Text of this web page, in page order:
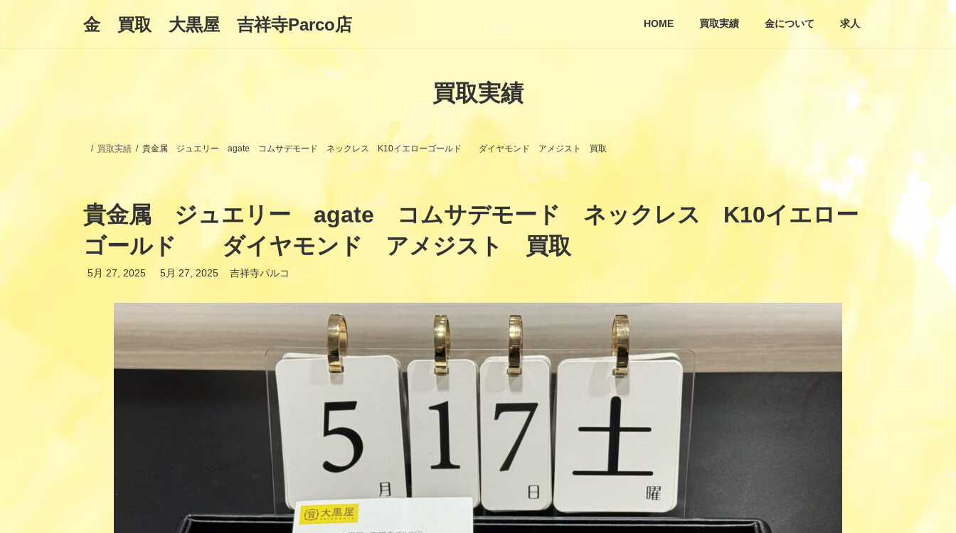
金 買取 大黒屋 吉祥寺Parco店 HOME 買取実績 金について 求人
買取実績
買取実績 貴金属 ジュエリー agate コムサデモード ネックレス K10イエローゴールド ダイヤモンド アメジスト 買取
貴金属 ジュエリー agate コムサデモード ネックレス K10イエロー
ゴールド ダイヤモンド アメジスト 買取
5月 27, 2025
最
日
5月 27, 2025 吉祥寺パルコ